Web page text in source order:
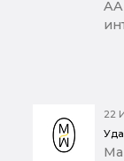
22